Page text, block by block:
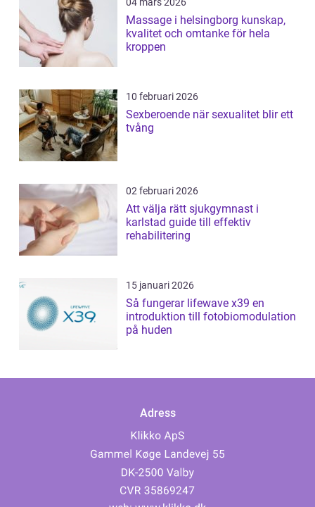
Massage i helsingborg kunskap,
kvalitet och omtanke för hela
kroppen
10 februari 2026
Sexberoende när sexualitet blir ett
tvång
02 februari 2026
Att välja rätt sjukgymnast i
karlstad guide till effektiv
rehabilitering
15 januari 2026
Så fungerar lifewave x39 en
introduktion till fotobiomodulation
på huden
Adress